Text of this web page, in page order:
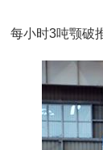
每小时3吨颚破